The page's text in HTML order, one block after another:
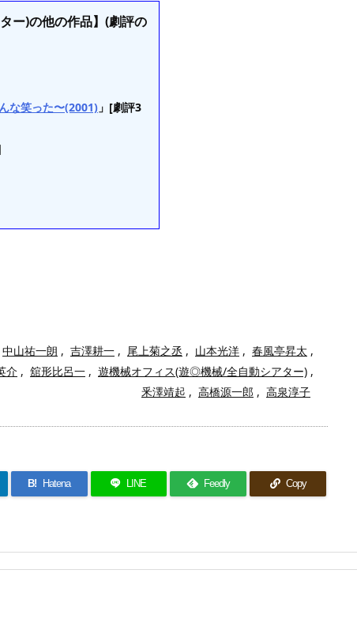
ー)の他の作品】(劇評の
な笑った〜(2001) 」[劇評3
中山祐一朗 , 吉澤耕一 , 尾上菊之丞 , 山本光洋 , 春風亭昇太 ,
介 , 舘形比呂一 , 遊機械オフィス(遊◎機械/全自動シアター) ,
釆澤靖起 , 高橋源一郎 , 高泉淳子
B! Hatena LINE Feedly Copy